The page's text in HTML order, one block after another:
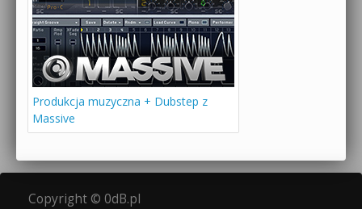
Produkcja muzyczna + Dubstep z
Massive
Copyright © 0dB.pl